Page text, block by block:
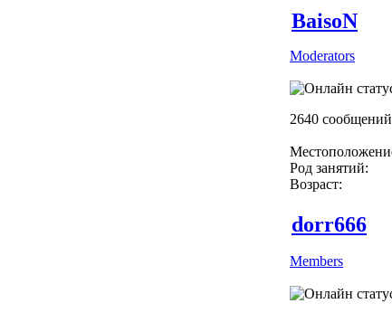
BaisoN
Moderators
2640 сообщений
Род занятий:
Возраст:
dorr666
Members